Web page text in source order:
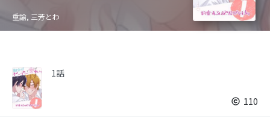
重諭, 三芳とわ
1話
110